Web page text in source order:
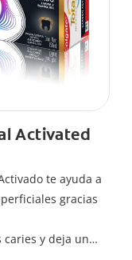
Activated
te ayuda a
gracias
caries y deja un